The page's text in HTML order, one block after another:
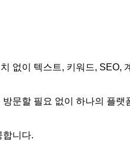
없이 텍스트, 키워드, SEO,
문할 필요 없이 하나의 플랫
합니다.